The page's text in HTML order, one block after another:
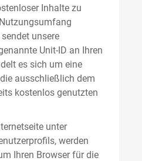
Inhalte zu
unsere
Unit-ID an Ihren
es sich um eine
ausschließlich dem
kostenlos genutzten
unter
werden
Ihren Browser für die